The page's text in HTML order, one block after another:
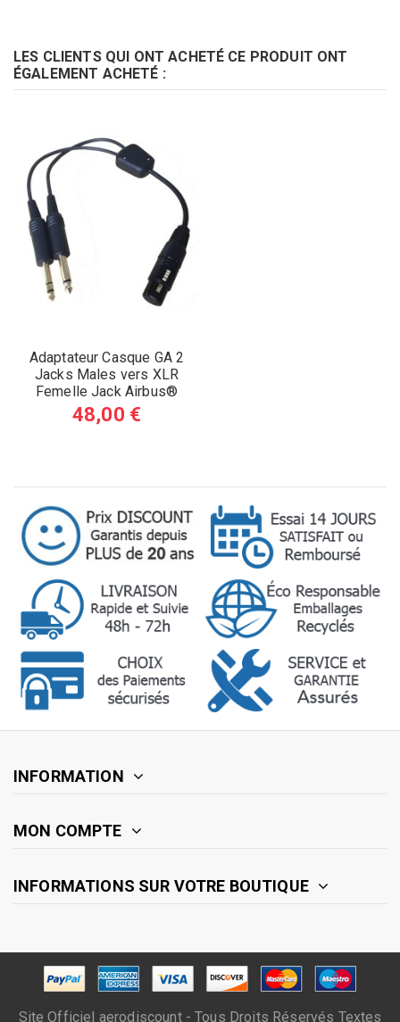
LES CLIENTS QUI ONT ACHETÉ CE PRODUIT ONT
ÉGALEMENT ACHETÉ :
Adaptateur Casque GA 2
Jacks Males vers XLR
Femelle Jack Airbus®
48,00 €
INFORMATION
MON COMPTE
INFORMATIONS SUR VOTRE BOUTIQUE
Site Officiel aerodiscount - Tous Droits Réservés Textes